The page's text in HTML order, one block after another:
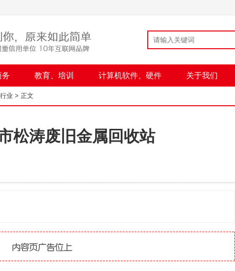
务 教育、培训 计算机软件、硬件 关于我们
业 > 正文
松涛废旧金属回收站